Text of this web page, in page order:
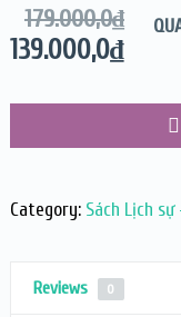
179.000,0₫
139.000,0₫
Category: Sách Lịch
Reviews 0